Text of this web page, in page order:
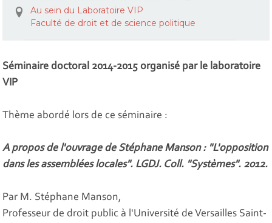
Au sein du Laboratoire VIP
Faculté de droit et de science politique
Séminaire doctoral 2014-2015 organisé par le laboratoire
VIP
Thème abordé lors de ce séminaire :
A propos de l'ouvrage de Stéphane Manson : "L'opposition
dans les assemblées locales". LGDJ. Coll. "Systèmes". 2012.
Par M. Stéphane Manson,
Professeur de droit public à l'Université de Versailles Saint-